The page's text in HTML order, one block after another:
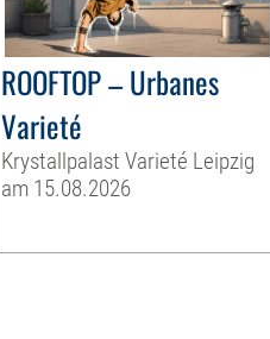
ROOFTOP – Urbanes
Varieté
Krystallpalast Varieté Leipzig
am 15.08.2026